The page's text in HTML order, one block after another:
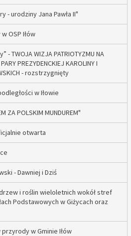
- urodziny Jana Pawła II"
OSP Iłów
- TWOJA WIZJA PATRIOTYZMU NA
PREZYDENCKIEJ KAROLINY I
- rozstrzygnięty
w Iłowie
ZA POLSKIM MUNDUREM"
otwarta
- Dawniej i Dziś
i roślin wieloletnich wokół stref
Podstawowych w Giżycach oraz
w Gminie Iłów